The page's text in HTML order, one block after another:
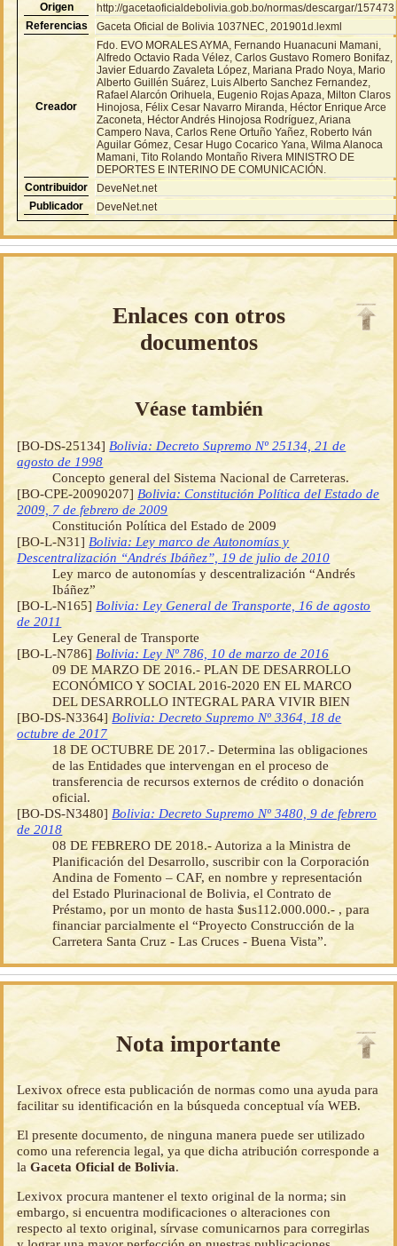
Origen
http://gacetaoficialdebolivia.gob.bo/normas/descargar/157473
Referencias
Gaceta Oficial de Bolivia 1037NEC, 201901d.lexml
Creador
Fdo. EVO MORALES AYMA, Fernando Huanacuni Mamani,
Alfredo Octavio Rada Vélez, Carlos Gustavo Romero Bonifaz,
Javier Eduardo Zavaleta López, Mariana Prado Noya, Mario
Alberto Guillén Suárez, Luis Alberto Sanchez Fernandez,
Rafael Alarcón Orihuela, Eugenio Rojas Apaza, Milton Claros
Hinojosa, Félix Cesar Navarro Miranda, Héctor Enrique Arce
Zaconeta, Héctor Andrés Hinojosa Rodríguez, Ariana
Campero Nava, Carlos Rene Ortuño Yañez, Roberto Iván
Aguilar Gómez, Cesar Hugo Cocarico Yana, Wilma Alanoca
Mamani, Tito Rolando Montaño Rivera MINISTRO DE
DEPORTES E INTERINO DE COMUNICACIÓN.
Contribuidor
DeveNet.net
Publicador
DeveNet.net
Enlaces con otros
documentos
Véase también
[BO-DS-25134]Bolivia: Decreto Supremo Nº 25134, 21 de
agosto de 1998
Concepto general del Sistema Nacional de Carreteras.
[BO-CPE-20090207]Bolivia: Constitución Política del Estado de
2009, 7 de febrero de 2009
Constitución Política del Estado de 2009
[BO-L-N31]Bolivia: Ley marco de Autonomías y
Descentralización “Andrés Ibáñez”, 19 de julio de 2010
Ley marco de autonomías y descentralización “Andrés
Ibáñez”
[BO-L-N165]Bolivia: Ley General de Transporte, 16 de agosto
de 2011
Ley General de Transporte
[BO-L-N786]Bolivia: Ley Nº 786, 10 de marzo de 2016
09 DE MARZO DE 2016.- PLAN DE DESARROLLO
ECONÓMICO Y SOCIAL 2016-2020 EN EL MARCO
DEL DESARROLLO INTEGRAL PARA VIVIR BIEN
[BO-DS-N3364]Bolivia: Decreto Supremo Nº 3364, 18 de
octubre de 2017
18 DE OCTUBRE DE 2017.- Determina las obligaciones
de las Entidades que intervengan en el proceso de
transferencia de recursos externos de crédito o donación
oficial.
[BO-DS-N3480]Bolivia: Decreto Supremo Nº 3480, 9 de febrero
de 2018
08 DE FEBRERO DE 2018.- Autoriza a la Ministra de
Planificación del Desarrollo, suscribir con la Corporación
Andina de Fomento – CAF, en nombre y representación
del Estado Plurinacional de Bolivia, el Contrato de
Préstamo, por un monto de hasta $us112.000.000.- , para
financiar parcialmente el “Proyecto Construcción de la
Carretera Santa Cruz - Las Cruces - Buena Vista”.
Nota importante
Lexivox ofrece esta publicación de normas como una ayuda para
facilitar su identificación en la búsqueda conceptual vía WEB.
El presente documento, de ninguna manera puede ser utilizado
como una referencia legal, ya que dicha atribución corresponde a
laGaceta Oficial de Bolivia.
Lexivox procura mantener el texto original de la norma; sin
embargo, si encuentra modificaciones o alteraciones con
respecto al texto original, sírvase comunicarnos para corregirlas